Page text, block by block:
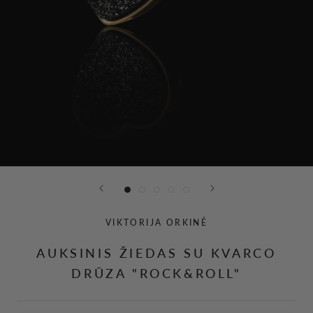
VIKTORIJA ORKINĖ
AUKSINIS ŽIEDAS SU KVARCO
DRŪZA "ROCK&ROLL"